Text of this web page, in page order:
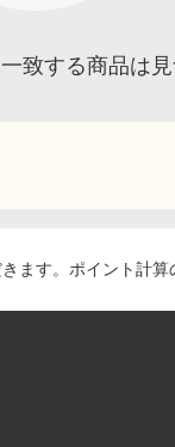
致する商品は見
ます。ポイント計算